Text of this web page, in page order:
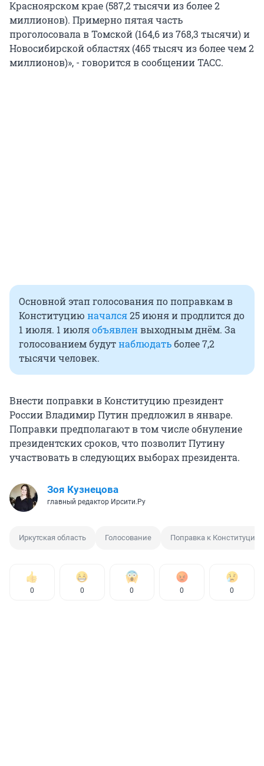
Красноярском крае (587,2 тысячи из более 2
миллионов). Примерно пятая часть
проголосовала в Томской (164,6 из 768,3 тысячи) и
Новосибирской областях (465 тысяч из более чем 2
миллионов)», - говорится в сообщении ТАСС.
Основной этап голосования по поправкам в
Конституцию начался25 июня и продлится до
1 июля. 1 июляобъявленвыходным днём. За
голосованием будутнаблюдатьболее 7,2
тысячи человек.
Внести поправки в Конституцию президент
России Владимир Путин предложил в январе.
Поправки предполагают в том числе обнуление
президентских сроков, что позволит Путину
участвовать в следующих выборах президента.
Зоя Кузнецова
главный редактор Ирсити.Ру
Иркутская область Голосование Поправка к Конституции
0 0 0 0 0